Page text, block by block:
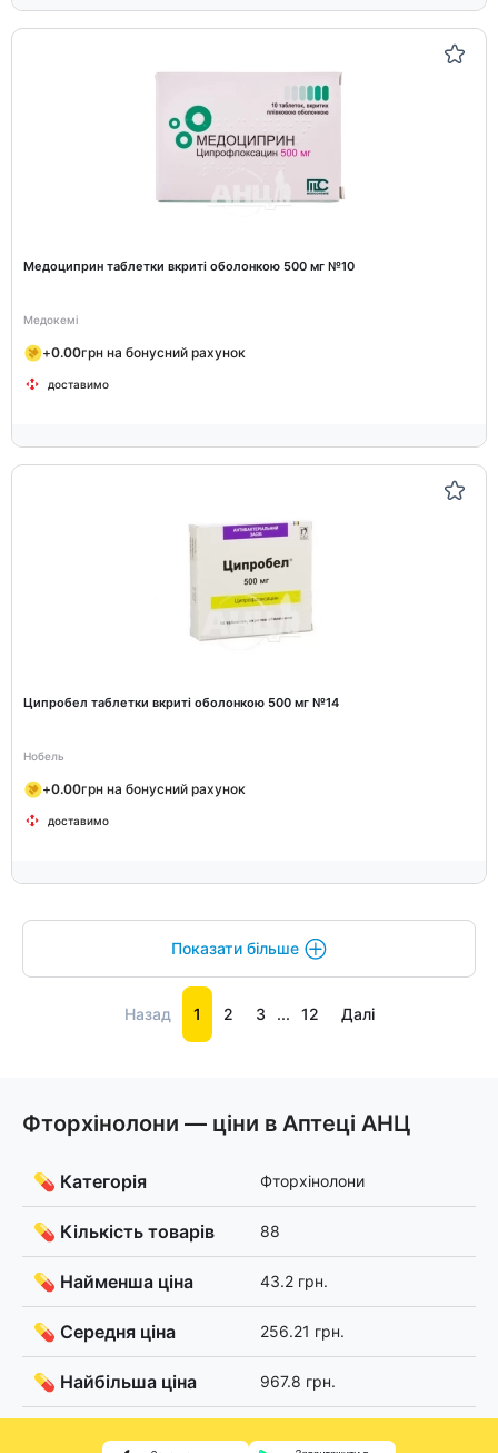
Медоциприн таблетки вкриті оболонкою 500 мг №10
Медокемі
+0.00грн на бонусний рахунок
доставимо
Ципробел таблетки вкриті оболонкою 500 мг №14
Нобель
+0.00грн на бонусний рахунок
доставимо
Показати більше
Назад 1 2 3 ... 12 Далі
Фторхінолони — ціни в Аптеці АНЦ
💊 Категорія Фторхінолони
💊 Кількість товарів 88
💊 Найменша ціна 43.2 грн.
💊 Середня ціна 256.21 грн.
💊 Найбільша ціна 967.8 грн.